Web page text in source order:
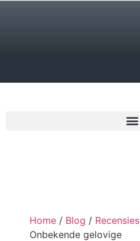
Home / Blog / Recensies
Onbekende gelovige